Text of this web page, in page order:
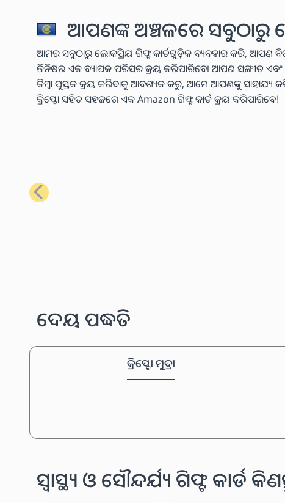
ଆପଣଙ୍କ ଅଞ୍ଚଳରେ ସବୁଠାରୁ
ଆମର ସବୁଠାରୁ ଲୋକପ୍ରିୟ ଗିଫ୍ଟ କାର୍ଡଗୁଡ଼ିକ ବ୍ୟବହାର କରି, ଆପଣ
ଜିନିଷର ଏକ ବ୍ୟାପକ ପରିସର କ୍ରୟ କରିପାରିବେ। ଆପଣ ସଙ୍ଗୀତ ଏବଂ
କିମ୍ବା ପୁସ୍ତକ କ୍ରୟ କରିବାକୁ ଆବଶ୍ୟକ କରୁ, ଆମେ ଆପଣଙ୍କୁ ସାହାଯ୍ୟ
କ୍ରିପ୍ଟୋ ସହିତ ସହଜରେ ଏକ Amazon ଗିଫ୍ଟ କାର୍ଡ କ୍ରୟ କରିପାରିବେ!
ପୂର୍ବ
ଦେୟ ପଦ୍ଧତି
କ୍ରିପ୍ଟୋ ମୁଦ୍ରା
ସ୍ୱାସ୍ଥ୍ୟ ଓ ସୌନ୍ଦର୍ଯ୍ୟ ଗିଫ୍ଟ କାର୍ଡ